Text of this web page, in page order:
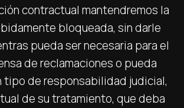
contractual mantendremos la
bloqueada, sin darle
pueda ser necesaria para el
de reclamaciones o pueda
tipo de responsabilidad judicial,
de su tratamiento, que deba